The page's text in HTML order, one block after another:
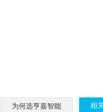
为何选亨嘉智能 相